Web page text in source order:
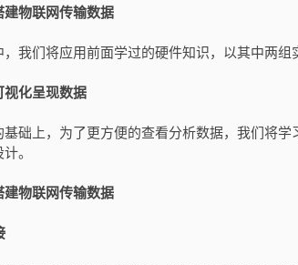
建物联网传输数据
，我们将应用前面学过的硬件知识，以其中两
视化呈现数据
基础上，为了更方便的查看分析数据，我们将
。
建物联网传输数据